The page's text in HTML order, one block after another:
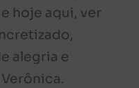
hoje aqui, ver
alegria e